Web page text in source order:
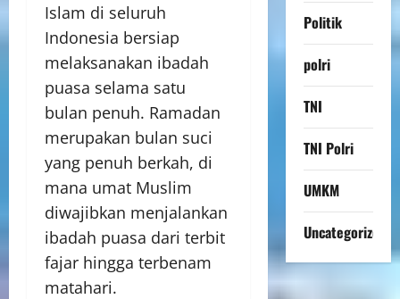
Islam di seluruh
Indonesia bersiap
melaksanakan ibadah
puasa selama satu
bulan penuh. Ramadan
merupakan bulan suci
yang penuh berkah, di
mana umat Muslim
diwajibkan menjalankan
ibadah puasa dari terbit
fajar hingga terbenam
matahari.
Politik
polri
TNI
TNI Polri
UMKM
Uncategorized